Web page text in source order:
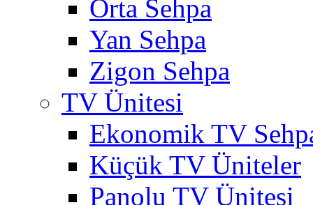
Orta Sehpa
Yan Sehpa
Zigon Sehpa
TV Ünitesi
Ekonomik TV
Küçük TV Üniteler
Panolu TV Ünitesi